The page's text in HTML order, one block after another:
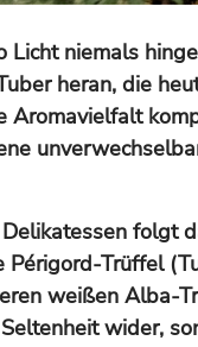
niemals
heran, die
Aromavielfalt
folgt
Périgord-Trüffel
weißen Alba-
wider,